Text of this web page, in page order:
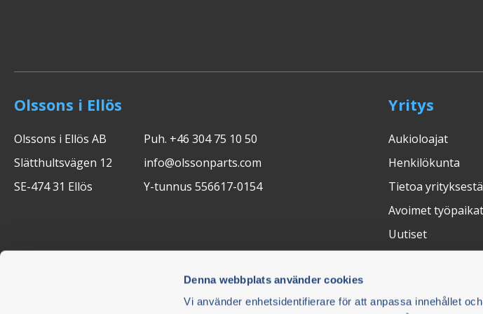
Denna webbplats använder cookies
Vi använder enhetsidentifierare för att anpassa innehållet
Olssons i Ellös
Olssons i Ellös AB
Slätthultsvägen 12
SE-474 31 Ellös
Puh. +46 304 75 10 50
info@olssonparts.com
Y-tunnus 556617-0154
Yritys
Aukioloajat
Henkilökunta
Tietoa yrityksestä
Avoimet työpaikat
Uutiset